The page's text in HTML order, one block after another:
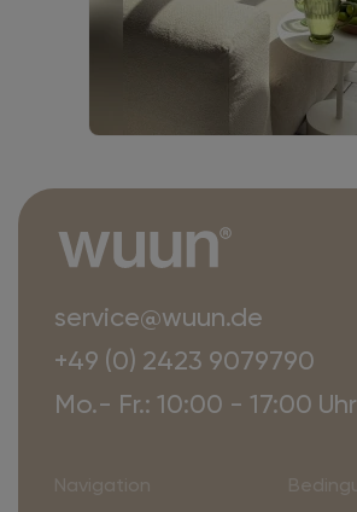
service@wuun.de
+49 (0) 2423 9079790
Mo.- Fr.: 10:00 - 17:00 Uhr